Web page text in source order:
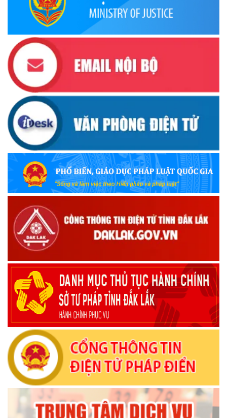
(22/10/2025)
Đắk Lắk triển khai Cuộc vận động “Toàn dân rèn luyện
thân thể theo gương Bác Hồ vĩ đại” giai đoạn 2026-2030
(13/10/2025)
Ủy ban Mặt trận Tổ quốc Việt Nam tỉnh kêu gọi vận động
ủng hộ đồng bào khắc phục thiệt hại do bão số 10 gây ra
(12/10/2025)
UBND TỈNH ĐẮK LẮK KHUYẾN CÁO NGƯỜI DÂN TĂNG
CƯỜNG PHÒNG, CHỐNG BỆNH TẢ
(09/10/2025)
Bộ Quốc phòng công bố thủ tục hành chính đủ điều kiện
tái cấu trúc thực hiện toàn trình, một phần trên môi trường
điện tử
(09/10/2025)
Bộ Chính trị, Ban Bí thư kết luận về phân cấp, phân quyền
trong vận hành chính quyền địa phương 2 cấp